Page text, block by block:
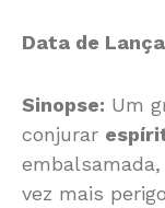
Data de
Sinopse: Um
conjurar
vez mais